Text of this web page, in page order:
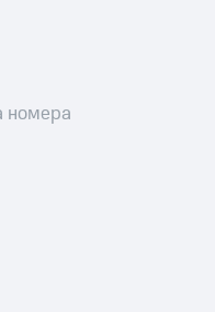
номера